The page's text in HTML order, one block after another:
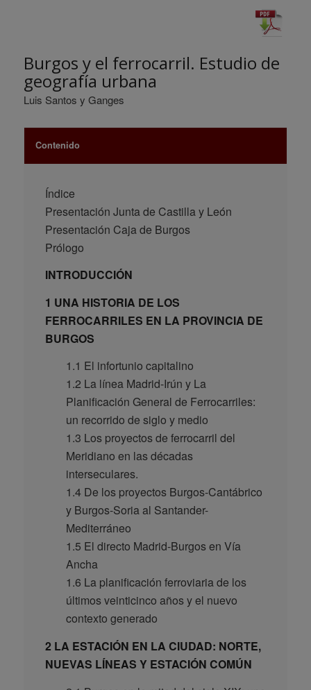
Burgos y el ferrocarril. Estudio de
geografía urbana
Luis Santos y Ganges
Contenido
Índice
Presentación Junta de Castilla y León
Presentación Caja de Burgos
Prólogo
INTRODUCCIÓN
1 UNA HISTORIA DE LOS
FERROCARRILES EN LA PROVINCIA DE
BURGOS
1.1 El infortunio capitalino
1.2 La línea Madrid-Irún y La
Planificación General de Ferrocarriles:
un recorrido de siglo y medio
1.3 Los proyectos de ferrocarril del
Meridiano en las décadas
interseculares.
1.4 De los proyectos Burgos-Cantábrico
y Burgos-Soria al Santander-
Mediterráneo
1.5 El directo Madrid-Burgos en Vía
Ancha
1.6 La planificación ferroviaria de los
últimos veinticinco años y el nuevo
contexto generado
2 LA ESTACIÓN EN LA CIUDAD: NORTE,
NUEVAS LÍNEAS Y ESTACIÓN COMÚN